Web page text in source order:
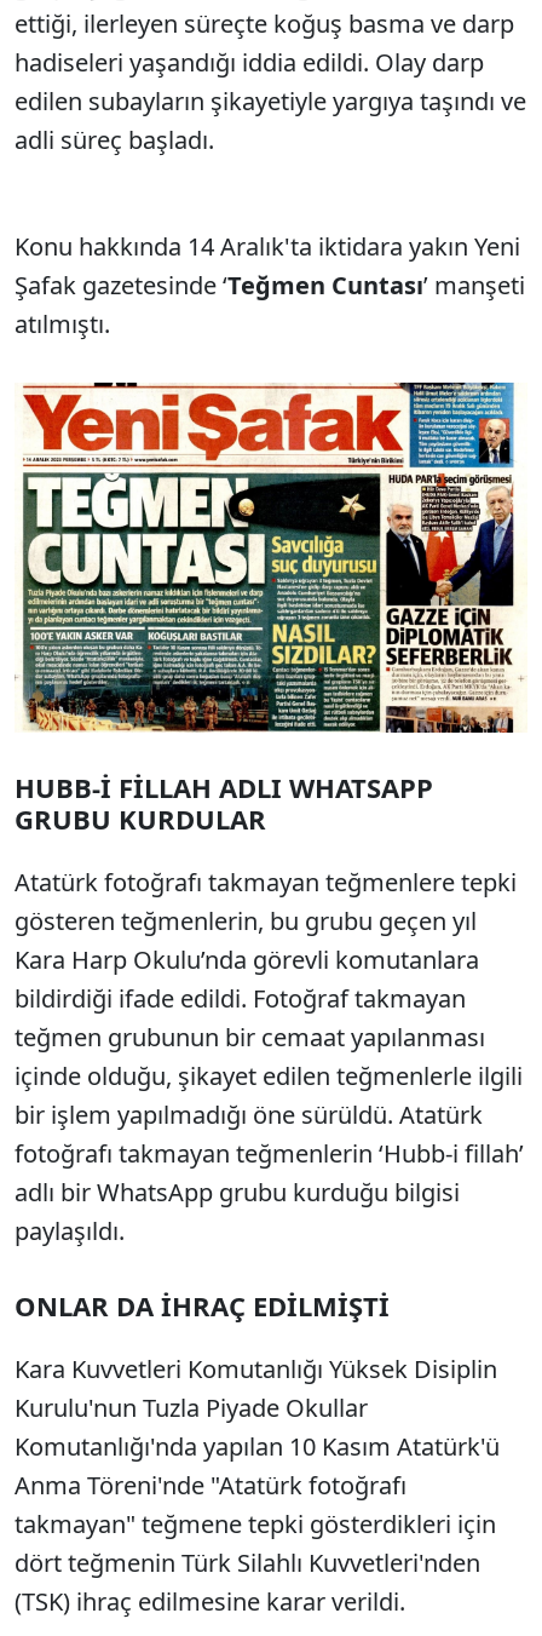
ettiği, ilerleyen süreçte koğuş basma ve darp
hadiseleri yaşandığı iddia edildi. Olay darp
edilen subayların şikayetiyle yargıya taşındı ve
adli süreç başladı.
Konu hakkında 14 Aralık'ta iktidara yakın Yeni
Şafak gazetesinde ‘Teğmen Cuntası’ manşeti
atılmıştı.
HUBB-İ FİLLAH ADLI WHATSAPP
GRUBU KURDULAR
Atatürk fotoğrafı takmayan teğmenlere tepki
gösteren teğmenlerin, bu grubu geçen yıl
Kara Harp Okulu’nda görevli komutanlara
bildirdiği ifade edildi. Fotoğraf takmayan
teğmen grubunun bir cemaat yapılanması
içinde olduğu, şikayet edilen teğmenlerle ilgili
bir işlem yapılmadığı öne sürüldü. Atatürk
fotoğrafı takmayan teğmenlerin ‘Hubb-i fillah’
adlı bir WhatsApp grubu kurduğu bilgisi
paylaşıldı.
ONLAR DA İHRAÇ EDİLMİŞTİ
Kara Kuvvetleri Komutanlığı Yüksek Disiplin
Kurulu'nun Tuzla Piyade Okullar
Komutanlığı'nda yapılan 10 Kasım Atatürk'ü
Anma Töreni'nde "Atatürk fotoğrafı
takmayan" teğmene tepki gösterdikleri için
dört teğmenin Türk Silahlı Kuvvetleri'nden
(TSK) ihraç edilmesine karar verildi.